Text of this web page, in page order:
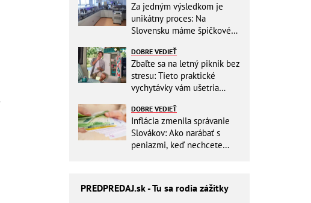
Za jedným výsledkom je
unikátny proces: Na
Slovensku máme špičkové
DOBRE VEDIEŤ
Zbaľte sa na letný piknik bez
stresu: Tieto praktické
vychytávky vám ušetria
DOBRE VEDIEŤ
Inflácia zmenila správanie
Slovákov: Ako narábať s
peniazmi, keď nechcete
PREDPREDAJ.sk - Tu sa rodia zážitky